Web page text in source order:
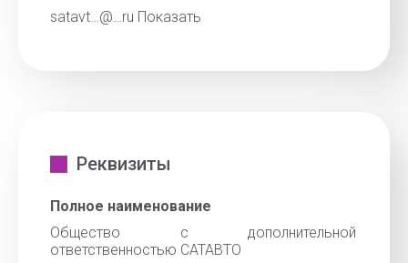
satavt…@…ru Показать
Реквизиты
Полное наименование
Общество с дополнительной
ответственностью САТАВТО